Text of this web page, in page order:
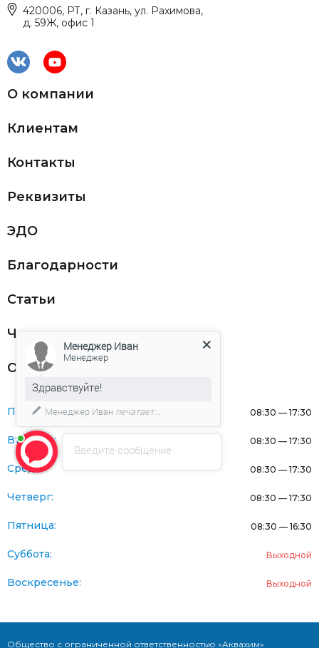
420006, РТ, г. Казань, ул. Рахимова,
д. 59Ж, офис 1
О компании
Клиентам
Контакты
Реквизиты
ЭДО
Благодарности
Статьи
Частникам
Оферта
Понедельник: 08:30 — 17:30
Вторник: 08:30 — 17:30
Среда: 08:30 — 17:30
Четверг: 08:30 — 17:30
Пятница: 08:30 — 16:30
Суббота: Выходной
Воскресенье: Выходной
Общество с ограниченной ответственностью «Аквахим»
Введите сообщение
Менеджер Иван
Менеджер
Здравствуйте!
Менеджер Иван печатает...